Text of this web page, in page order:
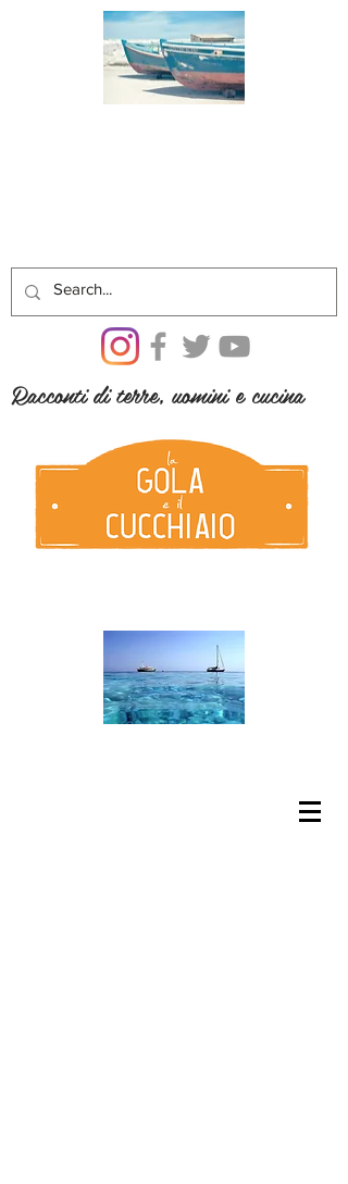
Racconti di terre, uomini e cucina